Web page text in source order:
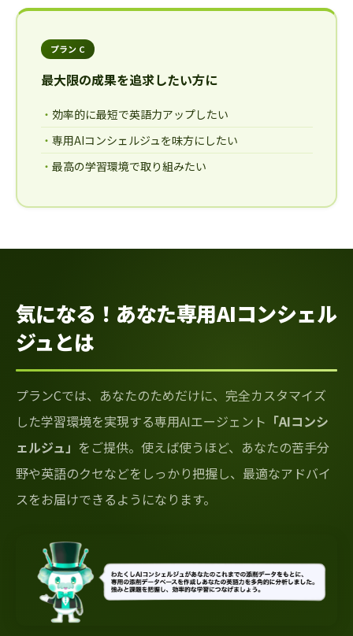
プラン C
最大限の成果を追求したい方に
効率的に最短で英語力アップしたい
専用AIコンシェルジュを味方にしたい
最高の学習環境で取り組みたい
気になる！あなた専用AIコンシェル
ジュとは
プランCでは、あなたのためだけに、完全カスタマイズ
した学習環境を実現する専用AIエージェント 「AIコンシ
ェルジュ」 をご提供。使えば使うほど、あなたの苦手分
野や英語のクセなどをしっかり把握し、最適なアドバイ
スをお届けできるようになります。